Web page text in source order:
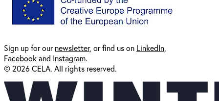
Sign up for ournewsletter, or find us on LinkedIn
Facebookand Instagram.
© 2026 CELA. All rights reserved.